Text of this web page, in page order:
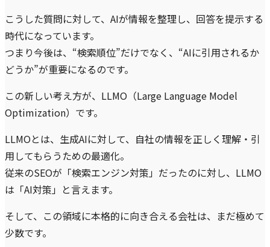
こうした質問に対して、AIが情報を整理し、回答を提示する
時代になっています。
つまり今後は、“検索順位”だけでなく、“AIに引用されるか
どうか”が重要になるのです。
この新しい考え方が、LLMO（Large Language Model
Optimization）です。
LLMOとは、生成AIに対して、自社の情報を正しく理解・引
用してもらうための最適化。
従来のSEOが「検索エンジン対策」だったのに対し、LLMO
は「AI対策」と言えます。
そして、この領域に本格的に向き合える会社は、まだ極めて
少数です。